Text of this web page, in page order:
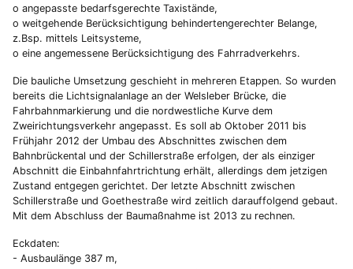
o angepasste bedarfsgerechte Taxistände,
o weitgehende Berücksichtigung behindertengerechter Belange,
z.Bsp. mittels Leitsysteme,
o eine angemessene Berücksichtigung des Fahrradverkehrs.
Die bauliche Umsetzung geschieht in mehreren Etappen. So wurden
bereits die Lichtsignalanlage an der Welsleber Brücke, die
Fahrbahnmarkierung und die nordwestliche Kurve dem
Zweirichtungsverkehr angepasst. Es soll ab Oktober 2011 bis
Frühjahr 2012 der Umbau des Abschnittes zwischen dem
Bahnbrückental und der Schillerstraße erfolgen, der als einziger
Abschnitt die Einbahnfahrtrichtung erhält, allerdings dem jetzigen
Zustand entgegen gerichtet. Der letzte Abschnitt zwischen
Schillerstraße und Goethestraße wird zeitlich darauffolgend gebaut.
Mit dem Abschluss der Baumaßnahme ist 2013 zu rechnen.
Eckdaten:
- Ausbaulänge 387 m,